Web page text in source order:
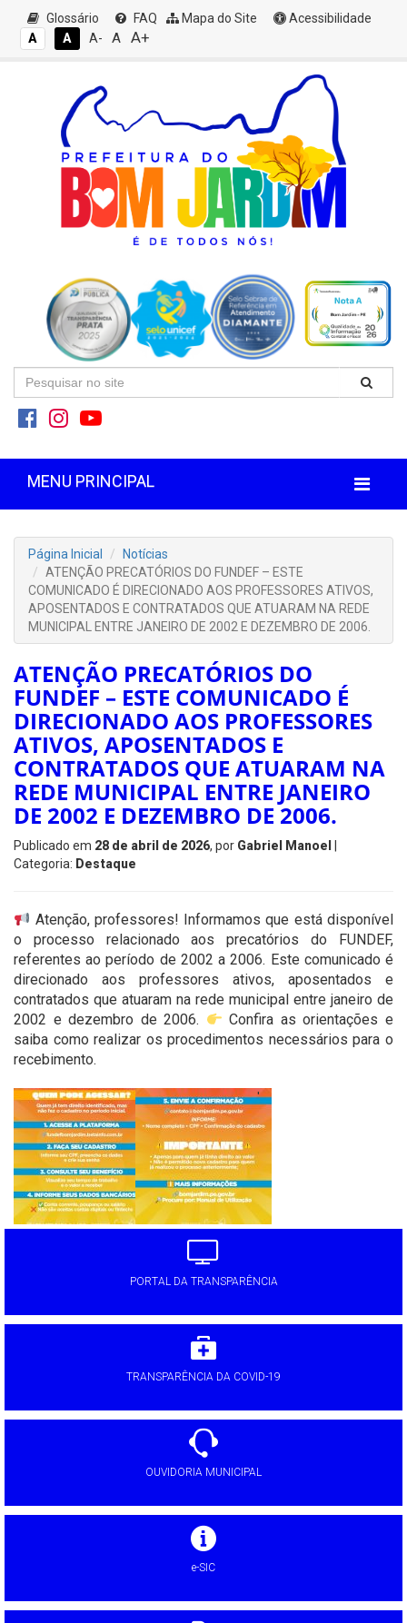
Glossário FAQ Mapa do Site
Acessibilidade
A
A A- A A+
MENU PRINCIPAL
Página Inicial
Notícias
ATENÇÃO PRECATÓRIOS DO FUNDEF – ESTE
COMUNICADO É DIRECIONADO AOS PROFESSORES ATIVOS,
APOSENTADOS E CONTRATADOS QUE ATUARAM NA REDE
MUNICIPAL ENTRE JANEIRO DE 2002 E DEZEMBRO DE 2006.
ATENÇÃO PRECATÓRIOS DO
FUNDEF – ESTE COMUNICADO É
DIRECIONADO AOS PROFESSORES
ATIVOS, APOSENTADOS E
CONTRATADOS QUE ATUARAM NA
REDE MUNICIPAL ENTRE JANEIRO
DE 2002 E DEZEMBRO DE 2006.
Publicado em 28 de abril de 2026, por Gabriel Manoel
Categoria: Destaque
Atenção, professores! Informamos que está disponível
o processo relacionado aos precatórios do FUNDEF,
referentes ao período de 2002 a 2006. Este comunicado é
direcionado aos professores ativos, aposentados e
contratados que atuaram na rede municipal entre janeiro de
2002 e dezembro de 2006.
Confira as orientações e
saiba como realizar os procedimentos necessários para o
recebimento.
PORTAL DA TRANSPARÊNCIA
TRANSPARÊNCIA DA COVID-19
OUVIDORIA MUNICIPAL
e-SIC
'